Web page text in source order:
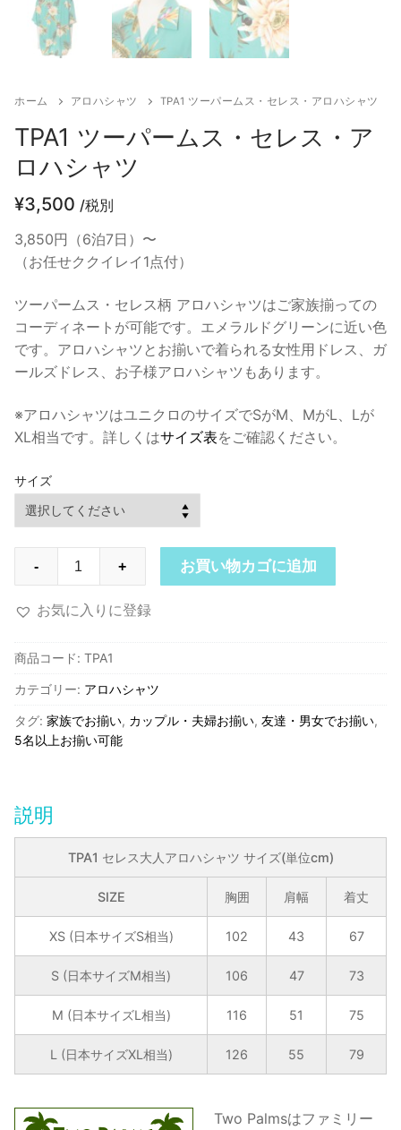
ホーム アロハシャツ TPA1 ツーパームス・セレス・アロハシャツ
TPA1 ツーパームス・セレス・ア
ロハシャツ
¥3,500 /税別
3,850円（6泊7日）〜
（お任せククイレイ1点付）
ツーパームス・セレス柄 アロハシャツはご家族揃っての
コーディネートが可能です。エメラルドグリーンに近い色
です。アロハシャツとお揃いで着られる女性用ドレス、ガ
ールズドレス、お子様アロハシャツもあります。
※アロハシャツはユニクロのサイズでSがM、MがL、Lが
XL相当です。詳しくはサイズ表をご確認ください。
サイズ
パ
ム
ス・
セ
レ
ロ
ハ
個
- + お買い物カゴに追加
お気に入りに登録
商品コード: TPA1
カテゴリー: アロハシャツ
タグ: 家族でお揃い, カップル・夫婦お揃い, 友達・男女でお揃い,
5名以上お揃い可能
説明
TPA1 セレス大人アロハシャツ サイズ(単位cm)
SIZE 胸囲 肩幅 着丈
XS (日本サイズS相当) 102 43 67
S (日本サイズM相当) 106 47 73
M (日本サイズL相当) 116 51 75
L (日本サイズXL相当) 126 55 79
Two Palmsはファミリー